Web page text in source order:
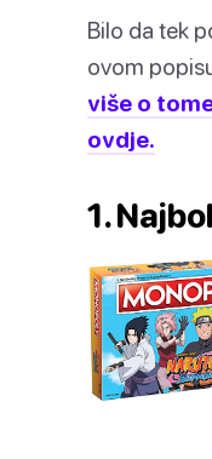
Bilo da tek
ovom
više o
ovdje.
1.